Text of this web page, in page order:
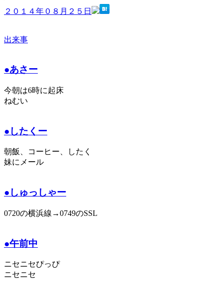
２０１４年０８月２５日
出来事
●あさー
今朝は6時に起床
ねむい
●したくー
朝飯、コーヒー、したく
妹にメール
●しゅっしゃー
0720の横浜線→0749のSSL
●午前中
ニセニセぴっぴ
ニセニセ